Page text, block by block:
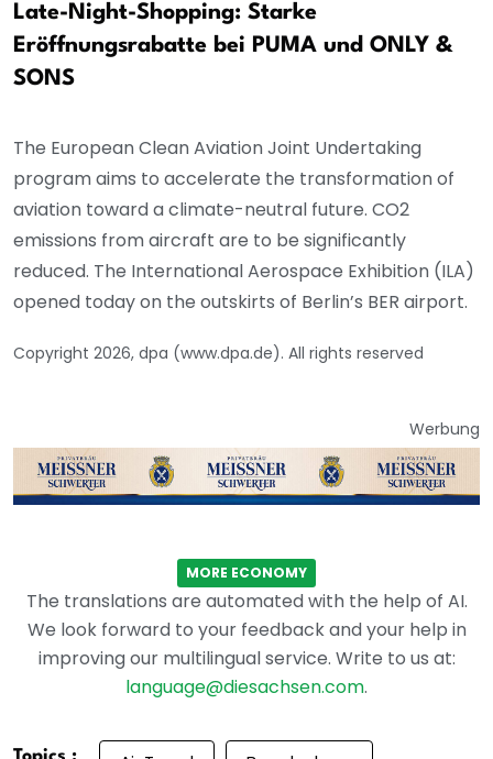
Late-Night-Shopping: Starke
Eröffnungsrabatte bei PUMA und ONLY &
SONS
The European Clean Aviation Joint Undertaking
program aims to accelerate the transformation of
aviation toward a climate-neutral future. CO2
emissions from aircraft are to be significantly
reduced. The International Aerospace Exhibition (ILA)
opened today on the outskirts of Berlin’s BER airport.
Copyright 2026, dpa (www.dpa.de). All rights reserved
Werbung
MORE ECONOMY
The translations are automated with the help of AI.
We look forward to your feedback and your help in
improving our multilingual service. Write to us at:
language@diesachsen.com.